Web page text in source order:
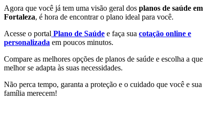
Agora que você já tem uma visão geral dos planos de saúde em
Fortaleza, é hora de encontrar o plano ideal para você.
Acesse o portal Plano de Saúde e faça sua cotação online e
personalizada em poucos minutos.
Compare as melhores opções de planos de saúde e escolha a que
melhor se adapta às suas necessidades.
Não perca tempo, garanta a proteção e o cuidado que você e sua
família merecem!